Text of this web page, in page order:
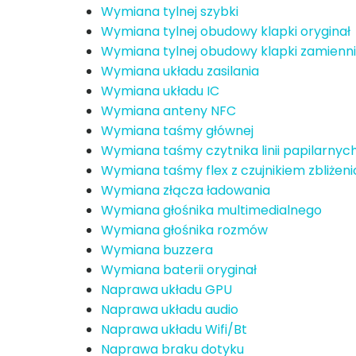
Wymiana tylnej szybki
Wymiana tylnej obudowy klapki oryginał
Wymiana tylnej obudowy klapki
Wymiana układu zasilania
Wymiana układu IC
Wymiana anteny NFC
Wymiana taśmy głównej
Wymiana taśmy czytnika linii
Wymiana taśmy flex z czujnikiem
Wymiana złącza ładowania
Wymiana głośnika multimedialnego
Wymiana głośnika rozmów
Wymiana buzzera
Wymiana baterii oryginał
Naprawa układu GPU
Naprawa układu audio
Naprawa układu Wifi/Bt
Naprawa braku dotyku